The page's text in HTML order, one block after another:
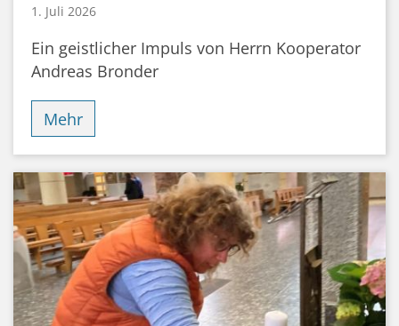
1. Juli 2026
Ein geistlicher Impuls von Herrn Kooperator
Andreas Bronder
Mehr